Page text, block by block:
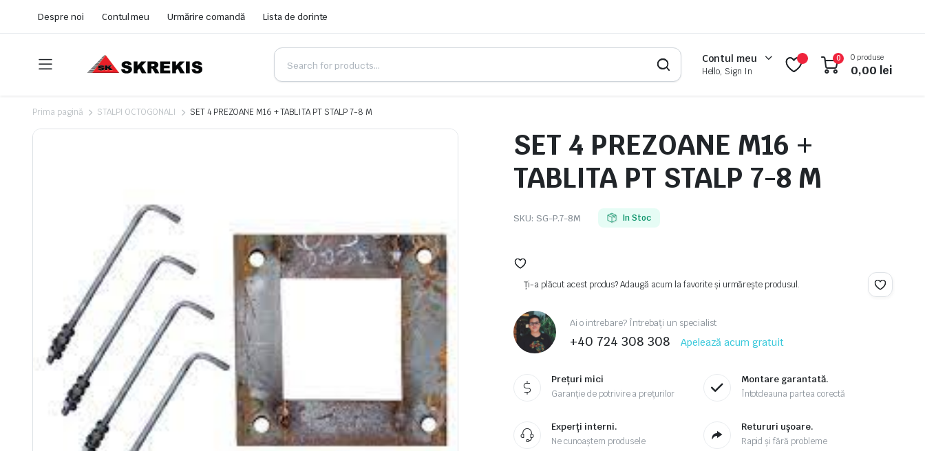
Despre noi Contul meu Urmărire comandă Lista de dorinte
Contul meu
Hello, Sign In
0 0 produse
0,00 lei
Prima pagină STALPI OCTOGONALI SET 4 PREZOANE M16 + TABLITA PT STALP 7-8 M
SET 4 PREZOANE M16 +
TABLITA PT STALP 7-8 M
SKU: SG-P.7-8M In Stoc
Ți-a plăcut acest produs? Adaugă acum la favorite și urmărește produsul.
Ai o intrebare? Întrebați un specialist
+40 724 308 308 Apelează acum gratuit
Prețuri mici
Garanție de potrivire a prețurilor
Montare garantată.
Întotdeauna partea corectă
Experți interni.
Ne cunoaștem produsele
Retururi ușoare.
Rapid și fără probleme